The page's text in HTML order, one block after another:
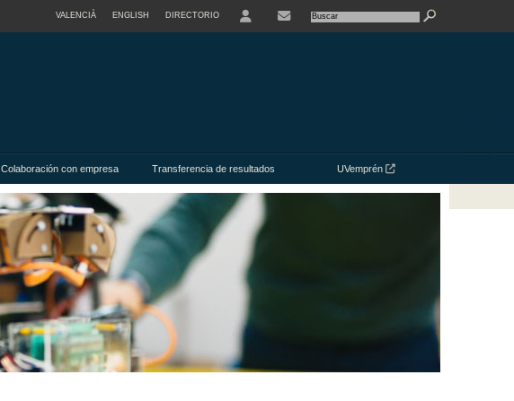
VALENCIÀ ENGLISH DIRECTORIO
Colaboración con empresa Transferencia de resultados UVemprén